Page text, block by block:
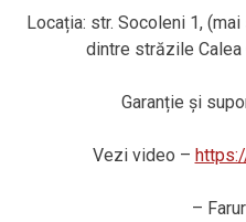
Locația: str. Socoleni 1,
dintre străzile Calea
Garanție și
Vezi video –
–